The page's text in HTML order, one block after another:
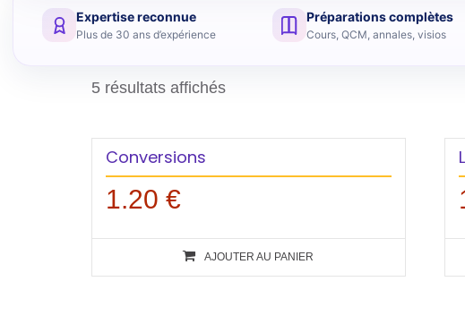
Expertise reconnue
Plus de 30 ans d’expérience
Préparations complètes
Cours, QCM, annales, visios
Aller au contenu
5 résultats affichés
Conversions
1.20 €
AJOUTER AU PANIER